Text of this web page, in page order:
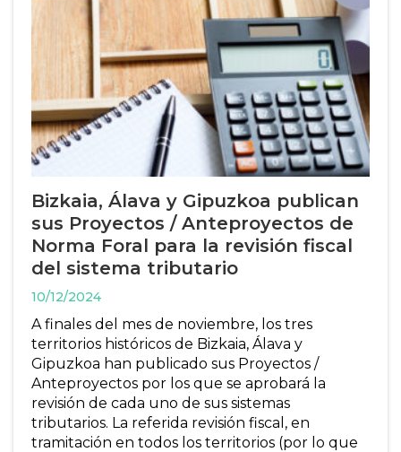
Bizkaia, Álava y Gipuzkoa publican
sus Proyectos / Anteproyectos de
Norma Foral para la revisión fiscal
del sistema tributario
10/12/2024
A finales del mes de noviembre, los tres
territorios históricos de Bizkaia, Álava y
Gipuzkoa han publicado sus Proyectos /
Anteproyectos por los que se aprobará la
revisión de cada uno de sus sistemas
tributarios. La referida revisión fiscal, en
tramitación en todos los territorios (por lo que